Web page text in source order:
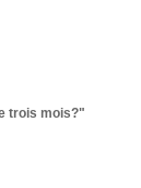
trois mois?"